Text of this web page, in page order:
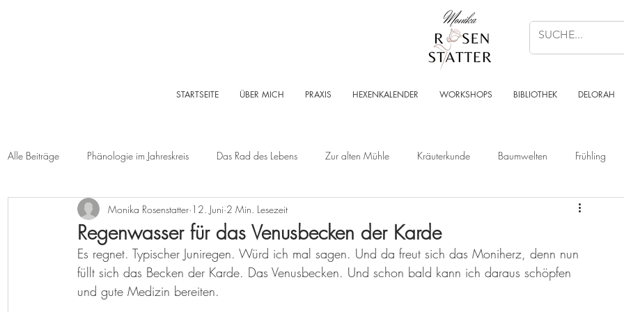
STARTSEITE ÜBER MICH PRAXIS HEXENKALENDER WORKSHOPS BIBLIOTHEK DELORAH
Alle Beiträge Phänologie im Jahreskreis Das Rad des Lebens Zur alten Mühle Kräuterkunde Baumwelten Frühling
Herbst Winter Log-Buch Garten Krafttier - Botschaften
Lebensleichte Ernährung Naturkosmetik Chakralehre Angelart - Engelwelt Kabbalah Kraft des Ortes
Regenwasser für das Venusbecken der Karde
Monika Rosenstatter 12. Juni 2 Min. Lesezeit
Es regnet. Typischer Juniregen. Würd ich mal sagen. Und da freut sich das Moniherz, denn nun
füllt sich das Becken der Karde. Das Venusbecken. Und schon bald kann ich daraus schöpfen
und gute Medizin bereiten.